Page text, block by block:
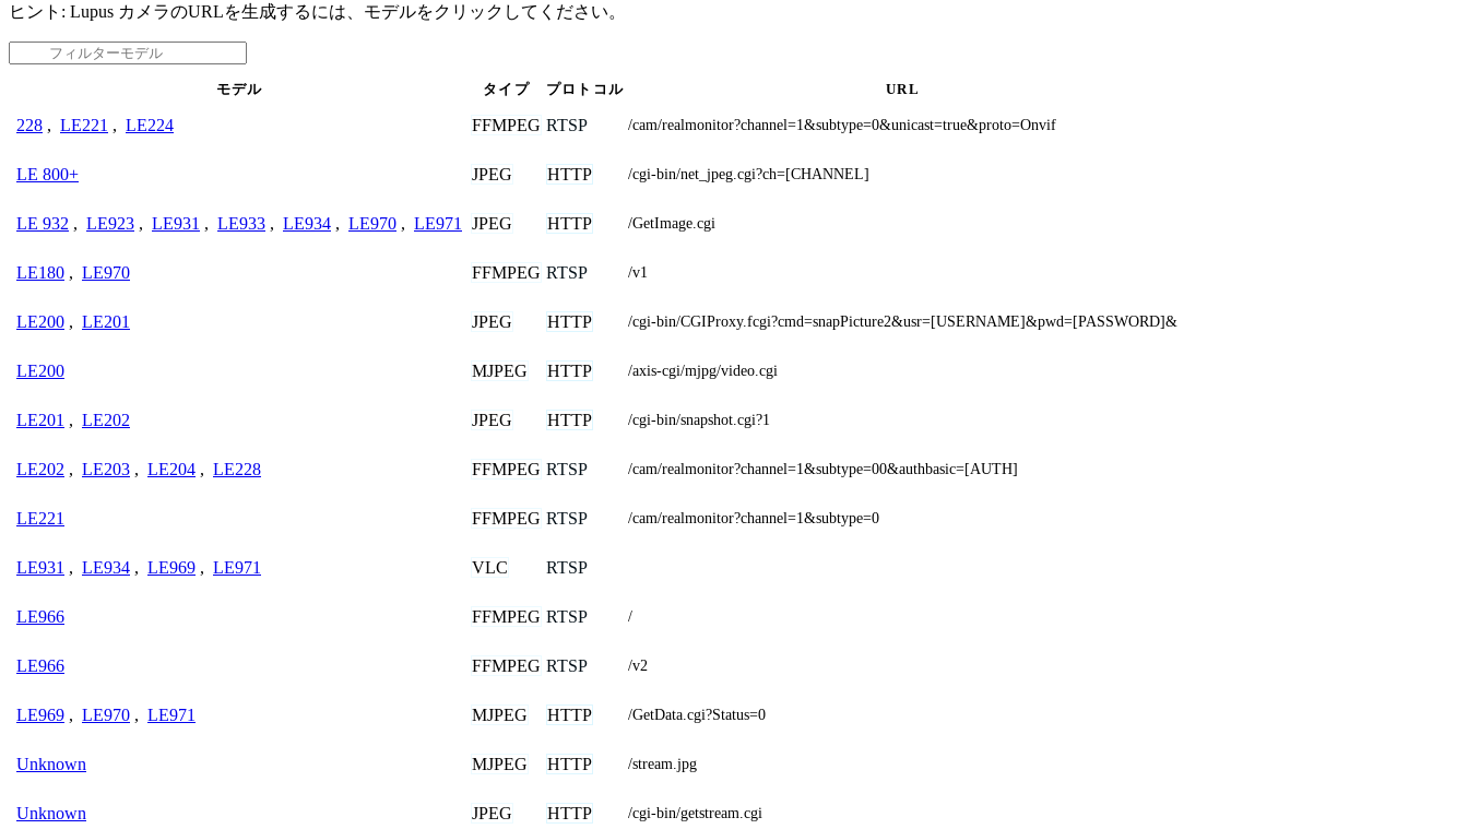
ヒント: Lupus カメラのURLを生成するには、モデルをクリックしてください。
モデル タイプ プロトコル URL
228 , LE221 , LE224 FFMPEG RTSP /cam/realmonitor?channel=1&subtype=0&unicast=true&proto=Onvif
LE 800+ JPEG HTTP /cgi-bin/net_jpeg.cgi?ch=[CHANNEL]
LE 932 , LE923 , LE931 , LE933 , LE934 , LE970 , LE971 JPEG HTTP /GetImage.cgi
LE180 , LE970 FFMPEG RTSP /v1
LE200 , LE201 JPEG HTTP /cgi-bin/CGIProxy.fcgi?cmd=snapPicture2&usr=[USERNAME]&pwd=[PASSWORD]&
LE200 MJPEG HTTP /axis-cgi/mjpg/video.cgi
LE201 , LE202 JPEG HTTP /cgi-bin/snapshot.cgi?1
LE202 , LE203 , LE204 , LE228 FFMPEG RTSP /cam/realmonitor?channel=1&subtype=00&authbasic=[AUTH]
LE221 FFMPEG RTSP /cam/realmonitor?channel=1&subtype=0
LE931 , LE934 , LE969 , LE971 VLC RTSP
LE966 FFMPEG RTSP /
LE966 FFMPEG RTSP /v2
LE969 , LE970 , LE971 MJPEG HTTP /GetData.cgi?Status=0
Unknown MJPEG HTTP /stream.jpg
Unknown JPEG HTTP /cgi-bin/getstream.cgi